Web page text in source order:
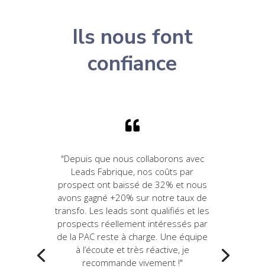
Ils nous font
confiance

"Depuis que nous collaborons avec
Leads Fabrique, nos coûts par
prospect ont baissé de 32% et nous
avons gagné +20% sur notre taux de
transfo. Les leads sont qualifiés et les
prospects réellement intéressés par
de la PAC reste à charge. Une équipe
à l’écoute et très réactive, je
recommande vivement !"